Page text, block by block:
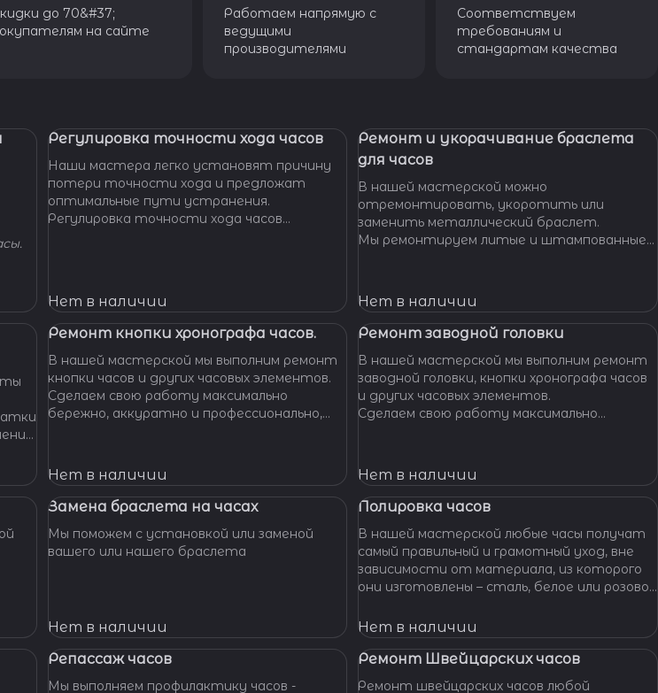
до 70&#37;
на сайте
Работаем напрямую с
ведущими
производителями
Соответствуем
требованиям и
стандартам качества
Регулировка точности хода часов
Наши мастера легко установят причину
потери точности хода и предложат
оптимальные пути устранения.
Регулировка точности хода часов
Нет в наличии
Ремонт и укорачивание браслета
для часов
В нашей мастерской можно
отремонтировать, укоротить или
заменить металлический браслет.
Мы ремонтируем литые и штампованные
освежаем их внешний вид,
Нет в наличии
Ремонт кнопки хронографа часов.
В нашей мастерской мы выполним ремонт
кнопки часов и других часовых элементов.
Сделаем свою работу максимально
бережно, аккуратно и профессионально,
Нет в наличии
Ремонт заводной головки
В нашей мастерской мы выполним ремонт
заводной головки, кнопки хронографа часов
и других часовых элементов.
Сделаем свою работу максимально
Нет в наличии
Замена браслета на часах
Мы поможем с установкой или заменой
вашего или нашего браслета
Нет в наличии
Полировка часов
В нашей мастерской любые часы получат
самый правильный и грамотный уход, вне
зависимости от материала, из которого
они изготовлены – сталь, белое или розовое
специалисты отполируют практически
любой материал.
Нет в наличии
Репассаж часов
Мы выполняем профилактику часов -
Ремонт Швейцарских часов
Ремонт швейцарских часов любой